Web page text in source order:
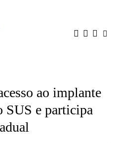
ao implante
SUS e participa